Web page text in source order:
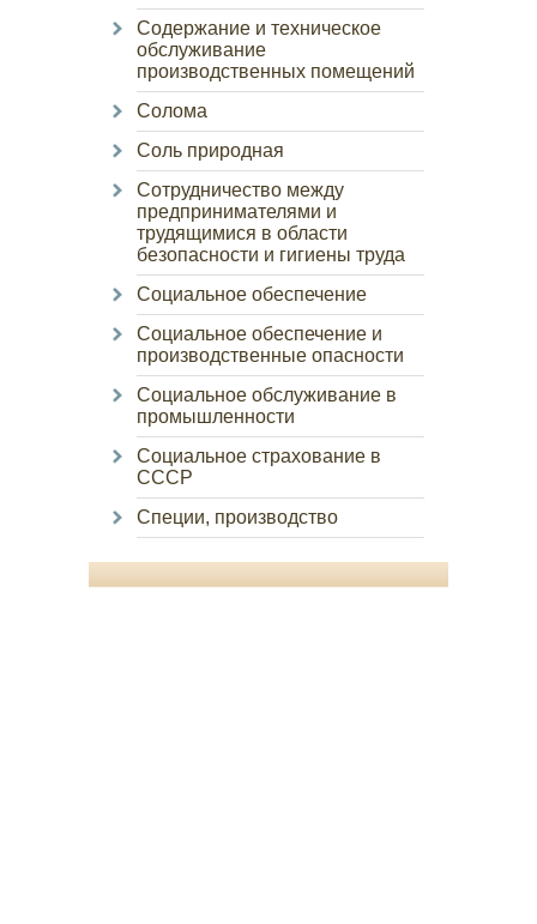
Содержание и техническое
обслуживание
производственных помещений
Солома
Соль природная
Сотрудничество между
предпринимателями и
трудящимися в области
безопасности и гигиены труда
Социальное обеспечение
Социальное обеспечение и
производственные опасности
Социальное обслуживание в
промышленности
Социальное страхование в
СССР
Специи, производство